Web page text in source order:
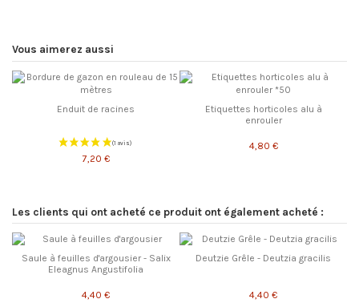
Vous aimerez aussi
Enduit de racines
7,20 €
Etiquettes horticoles alu à
enrouler
4,80 €
Les clients qui ont acheté ce produit ont également acheté :
Saule à feuilles d'argousier - Salix
Eleagnus Angustifolia
4,40 €
Deutzie Grêle - Deutzia gracilis
4,40 €